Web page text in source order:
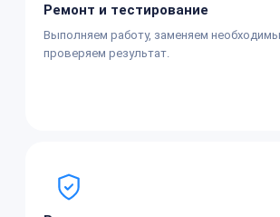
Ремонт и тестирование
Выполняем работу, заменяем
проверяем результат.